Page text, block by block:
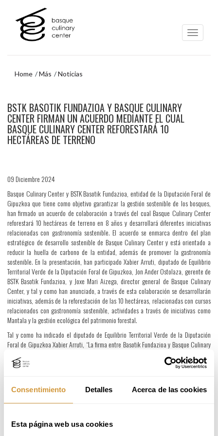
Consentimiento Detalles Acerca de las cookies
Esta página web usa cookies
contenido
principal
navegación
Home Más Noticias
menú
navegación
BSTK BASOTIK FUNDAZIOA Y BASQUE CULINARY
CENTER FIRMAN UN ACUERDO MEDIANTE EL CUAL
BASQUE CULINARY CENTER REFORESTARÁ 10
HECTÁREAS DE TERRENO
09 Diciembre 2024
Basque Culinary Center y BSTK Basotik Fundazioa, entidad de la Diputación Foral de
Gipuzkoa que tiene como objetivo garantizar la gestión sostenible de los bosques,
han firmado un acuerdo de colaboración a través del cual Basque Culinary Center
reforestará 10 hectáreas de terreno en 8 años y desarrollará diferentes iniciativas
relacionadas con gastronomía sostenible. El acuerdo se enmarca dentro del plan
estratégico de desarrollo sostenible de Basque Culinary Center y está orientado a
reducir la huella de carbono de la entidad, además de promover la gastronomía
sostenible. En la presentación, han participado Xabier Arruti, diputado de Equilibrio
Territorial Verde de la Diputación Foral de Gipuzkoa, Jon Ander Ostolaza, gerente de
BSTK Basotik Fundazioa, y Joxe Mari Aizega, director general de Basque Culinary
Center, y tal y como han anunciado, a través de esta colaboración se desarrollarán
iniciativas, además de la reforestación de las 10 hectáreas, relacionadas con cursos
relacionados con gastronomía sostenible, actividades a través de iniciativas como
Mantala y la gestión ecológica del patrimonio forestal.
Tal y como ha indicado el diputado de Equilibrio Territorial Verde de la Diputación
Foral de Gipuzkoa Xabier Arruti, “La firma entre Basotik Fundazioa y Basque Culinary
fundación de implicar a los agentes del territorio en la gestión sostenible y avanzada
el BCC, Arruti ha añadido que “se trata de un hito especial, ya que esta colaboración
permitirá explorar nuevas formas innovadoras de aprovechar los recursos que
de las artes culinarias”. Por su parte, Joxe Mari Aizega, ha declarado que “teniendo